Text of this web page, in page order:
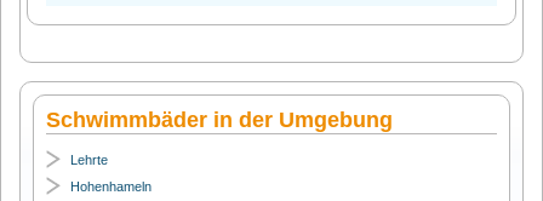
Schwimmbäder in der Umgebung
Lehrte
Hohenhameln